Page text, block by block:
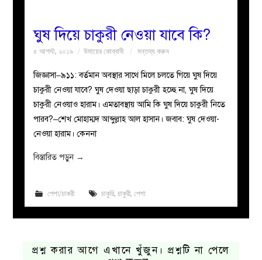
ঘুষ দিয়ে চাকুরী নেওয়া যাবে কি?
৫ আগস্ট, ২০১৯ উমায়ের কোব্বাদী মন্তব্য করুন
জিজ্ঞাসা–৯১১: বর্তমান অবস্থার সাথে মিলে চলতে গিয়ে ঘুষ দিয়ে
চাকুরী নেওয়া যাবে? ঘুষ দেওয়া ছাড়া চাকুরী হচ্ছে না, ঘুষ দিয়ে
চাকুরী নেওয়াও হারাম। এমতাবস্থায় আমি কি ঘুষ দিয়ে চাকুরী নিতে
পারব?–শেখ মোহাম্মদ আব্দুল্লাহ আল হাসান। জবাব: ঘুষ দেওয়া-
নেওয়া হারাম। কেননা
বিস্তারিত পড়ুন →
পেশা/চাকরী চাকুরি, চাকুরী, পেশা
প্রশ্ন করার আগে এখানে খুঁজুন। প্রশ্নটি না পেলে